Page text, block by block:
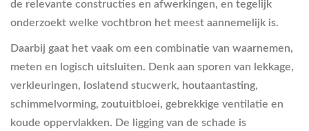
de relevante constructies en afwerkingen, en tegelijk
onderzoekt welke vochtbron het meest aannemelijk is.
Daarbij gaat het vaak om een combinatie van waarnemen,
meten en logisch uitsluiten. Denk aan sporen van lekkage,
verkleuringen, loslatend stucwerk, houtaantasting,
schimmelvorming, zoutuitbloei, gebrekkige ventilatie en
koude oppervlakken. De ligging van de schade is